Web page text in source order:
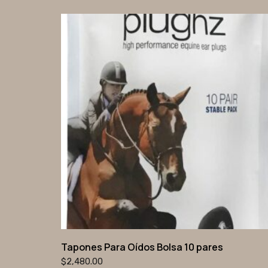
Tapones Para Oídos Bolsa 10 pares
$2,480.00